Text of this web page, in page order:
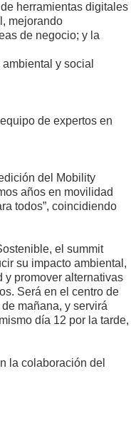
herramientas digitales
mejorando
de negocio; y la
y social
de expertos en
del Mobility
años en movilidad
todos”, coincidiendo
el summit
su impacto ambiental,
y promover alternativas
Será en el centro de
mañana, y servirá
día 12 por la tarde,
la colaboración del